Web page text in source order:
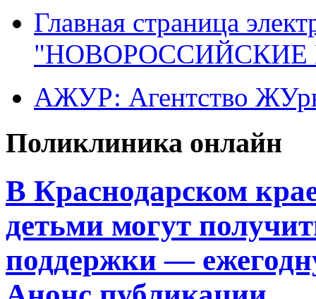
Главная страница
"НОВОРОССИЙСКИЕ
АЖУР: Агентство
Поликлиника онлайн
В Краснодарском
детьми могут
поддержки —